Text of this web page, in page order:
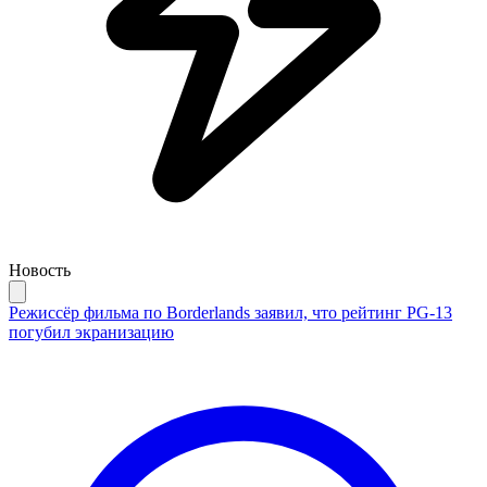
Новость
Режиссёр фильма по Borderlands заявил, что рейтинг PG-13
погубил экранизацию